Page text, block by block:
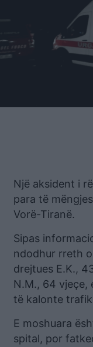
Një aksident i
para të
Vorë-Tiranë.
Sipas
ndodhur rreth
drejtues E.K.,
N.M., 64 vjeçe,
të kalonte
E moshuara
spital, por